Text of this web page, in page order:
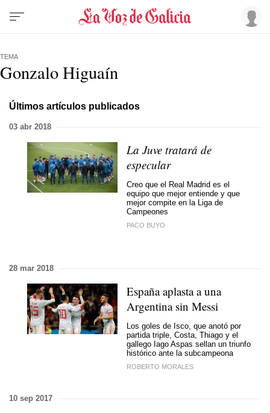
TEMA
Gonzalo Higuaín
Últimos artículos publicados
03 abr 2018
La Juve tratará de
especular
Creo que el Real Madrid es el
equipo que mejor entiende y que
mejor compite en la Liga de
Campeones
PACO BUYO
28 mar 2018
España aplasta a una
Argentina sin Messi
Los goles de Isco, que anotó por
partida triple, Costa, Thiago y el
gallego Iago Aspas sellan un triunfo
histórico ante la subcampeona
ROBERTO MORALES
10 sep 2017